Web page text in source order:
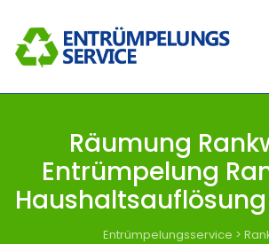
Räumung
Entrümpelung
Entrümpelungsservice >